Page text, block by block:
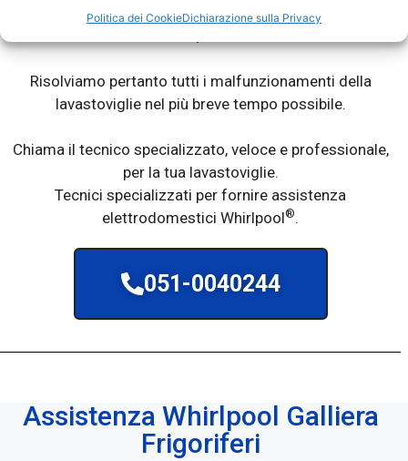
Politica dei CookieDichiarazione sulla Privacy
Service, per riparazione o assistenza sulla tua lavastoviglie
Risolviamo pertanto tutti i malfunzionamenti della
lavastoviglie nel più breve tempo possibile.
Chiama il tecnico specializzato, veloce e professionale,
per la tua lavastoviglie.
Tecnici specializzati per fornire assistenza
elettrodomestici Whirlpool®.
051-0040244
Assistenza Whirlpool Galliera
Frigoriferi